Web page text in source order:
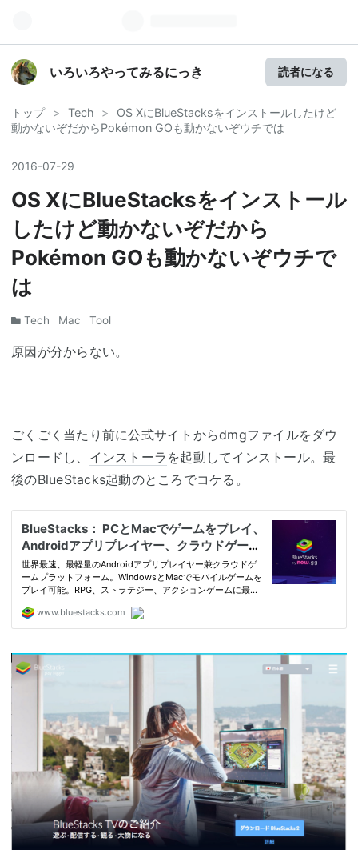
いろいろやってみるにっき 読者になる
トップ > Tech >
OS XにBlueStacksをインストールしたけど
動かないぞだからPokémon GOも動かないぞウチでは
2016-07-29
OS XにBlueStacksをインストール
したけど動かないぞだから
Pokémon GOも動かないぞウチで
は
Tech Mac Tool
原因が分からない。
ごくごく当たり前に公式サイトからdmgファイルをダウ
ンロードし、 インストーラ を起動してインストール。最
後のBlueStacks起動のところでコケる。